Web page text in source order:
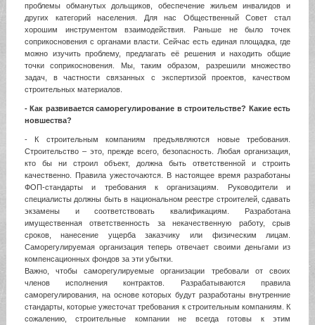
проблемы обманутых дольщиков, обеспечение жильем инвалидов и
других категорий населения. Для нас Общественный Совет стал
хорошим инструментом взаимодействия. Раньше не было точек
соприкосновения с органами власти. Сейчас есть единая площадка, где
можно изучить проблему, предлагать её решения и находить общие
точки соприкосновения. Мы, таким образом, разрешили множество
задач, в частности связанных с экспертизой проектов, качеством
строительных материалов.
- Как развивается саморегулирование в строительстве? Какие есть
новшества?
- К строительным компаниям предъявляются новые требования.
Строительство – это, прежде всего, безопасность. Любая организация,
кто бы ни строил объект, должна быть ответственной и строить
качественно. Правила ужесточаются. В настоящее время разработаны
ФОП-стандарты и требования к организациям. Руководители и
специалисты должны быть в национальном реестре строителей, сдавать
экзамены и соответствовать квалификациям. Разработана
имущественная ответственность за некачественную работу, срыв
сроков, нанесение ущерба заказчику или физическим лицам.
Саморегулируемая организация теперь отвечает своими деньгами из
компенсационных фондов за эти убытки.
Важно, чтобы саморегулируемые организации требовали от своих
членов исполнения контрактов. Разрабатываются правила
саморегулирования, на основе которых будут разработаны внутренние
стандарты, которые ужесточат требования к строительным компаниям. К
сожалению, строительные компании не всегда готовы к этим